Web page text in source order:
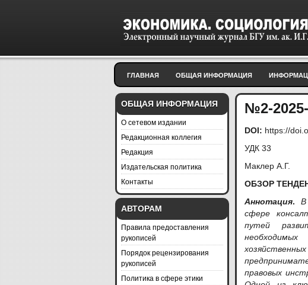
ГЛАВНАЯ ОБЩАЯ ИНФОРМАЦИЯ
ОБЩАЯ ИНФОРМАЦИЯ
О сетевом издании
Редакционная коллегия
Редакция
Издательская политика
Контакты
АВТОРАМ
Правила предоставления
рукописей
Порядок рецензирования
рукописей
Политика в сфере этики
№2-
DOI: https://
УДК 33
Маклер А.Г.
ОБЗОР
Аннотация. В
сфере
путей
правовых